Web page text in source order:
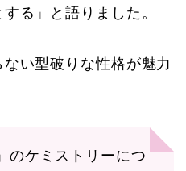
る」と語りました。
い型破りな性格が魅力
のケミストリーにつ